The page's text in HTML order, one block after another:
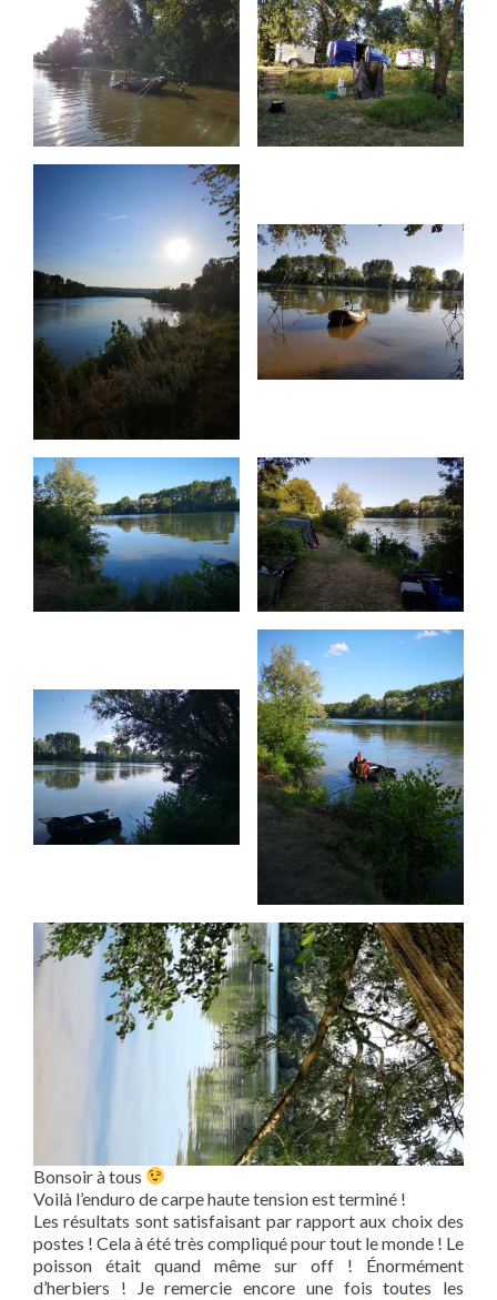
Bonsoir à tous
Voilà l’enduro de carpe haute tension est terminé !
Les résultats sont satisfaisant par rapport aux choix des
postes ! Cela à été très compliqué pour tout le monde ! Le
poisson était quand même sur off ! Énormément
d’herbiers ! Je remercie encore une fois toutes les